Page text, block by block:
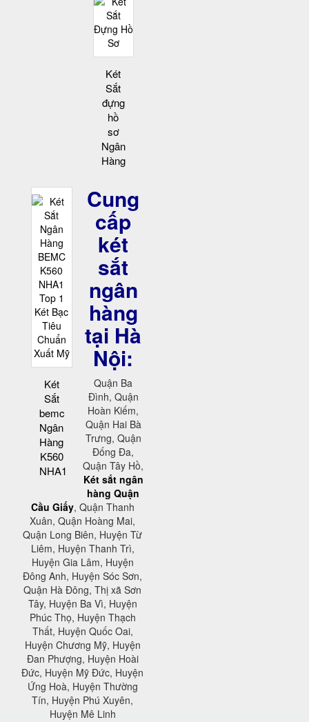
Két
Sắt
đựng
hồ
sơ
Ngân
Hàng
Két
Sắt
bemc
Ngân
Hàng
K560
NHA1
Cung
cấp
két
sắt
ngân
hàng
tại Hà
Nội:
Quận Ba
Đình, Quận
Hoàn Kiếm,
Quận Hai Bà
Trưng, Quận
Đống Đa,
Quận Tây Hồ,
Két sắt ngân
hàng Quận
Cầu Giấy, Quận Thanh
Xuân, Quận Hoàng Mai,
Quận Long Biên, Huyện Từ
Liêm, Huyện Thanh Trì,
Huyện Gia Lâm, Huyện
Đông Anh, Huyện Sóc Sơn,
Quận Hà Đông, Thị xã Sơn
Tây, Huyện Ba Vì, Huyện
Phúc Thọ, Huyện Thạch
Thất, Huyện Quốc Oai,
Huyện Chương Mỹ, Huyện
Đan Phượng, Huyện Hoài
Đức, Huyện Mỹ Đức, Huyện
Ứng Hoà, Huyện Thường
Tín, Huyện Phú Xuyên,
Huyện Mê Linh